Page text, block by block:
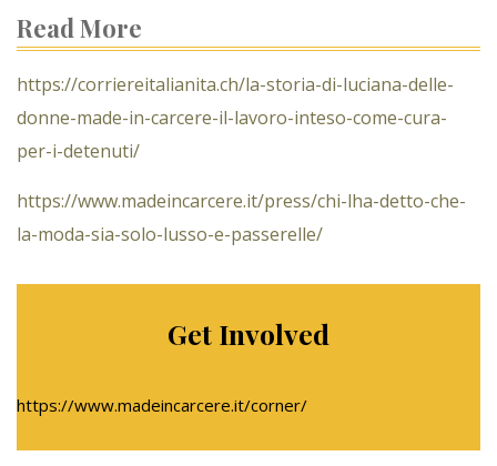
Read More
https://corriereitalianita.ch/la-storia-di-luciana-delle-
donne-made-in-carcere-il-lavoro-inteso-come-cura-
per-i-detenuti/
https://www.madeincarcere.it/press/chi-lha-detto-che-
la-moda-sia-solo-lusso-e-passerelle/
Get Involved
https://www.madeincarcere.it/corner/